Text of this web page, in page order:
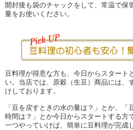
開封後も袋のチャックをして、常温で保
量をお使いください。
豆料理が得意な方も、今日からスタート
い。当店では、原穀（生豆）商品には、
けしております。
「豆を戻すときの水の量は？」とか、「
時間は？」とか今日からスタートする方
一つやっていけば、簡単に豆料理が完成